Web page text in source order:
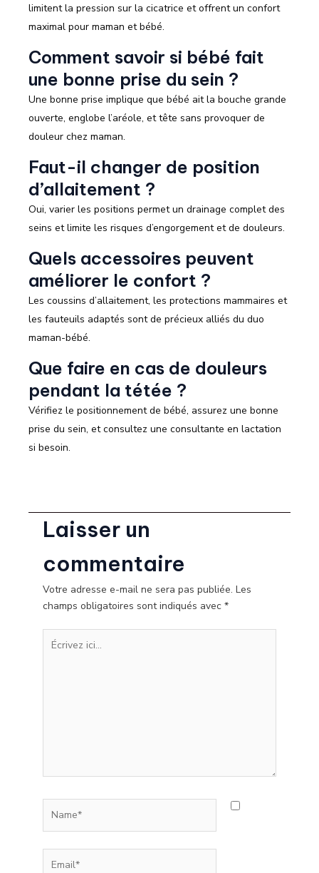
limitent la pression sur la cicatrice et offrent un confort
maximal pour maman et bébé.
Comment savoir si bébé fait
une bonne prise du sein ?
Une bonne prise implique que bébé ait la bouche grande
ouverte, englobe l’aréole, et tête sans provoquer de
douleur chez maman.
Faut-il changer de position
d’allaitement ?
Oui, varier les positions permet un drainage complet des
seins et limite les risques d’engorgement et de douleurs.
Quels accessoires peuvent
améliorer le confort ?
Les coussins d’allaitement, les protections mammaires et
les fauteuils adaptés sont de précieux alliés du duo
maman-bébé.
Que faire en cas de douleurs
pendant la tétée ?
Vérifiez le positionnement de bébé, assurez une bonne
prise du sein, et consultez une consultante en lactation
si besoin.
Laisser un
commentaire
Votre adresse e-mail ne sera pas publiée. Les
champs obligatoires sont indiqués avec *
Écrivez
ici…